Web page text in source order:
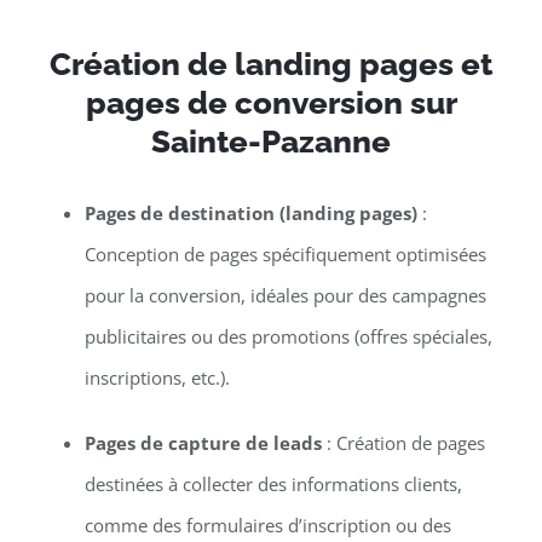
Création de landing pages et
pages de conversion sur
Sainte-Pazanne
Pages de destination (landing pages):
Conception de pages spécifiquement optimisées
pour la conversion, idéales pour des campagnes
publicitaires ou des promotions (offres spéciales,
inscriptions, etc.).
Pages de capture de leads: Création de pages
destinées à collecter des informations clients,
comme des formulaires d’inscription ou des